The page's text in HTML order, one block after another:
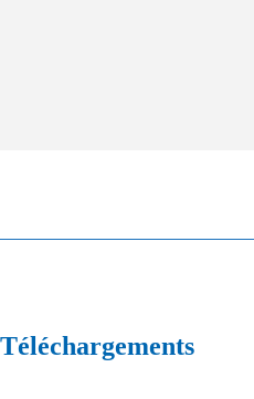
Téléchargements